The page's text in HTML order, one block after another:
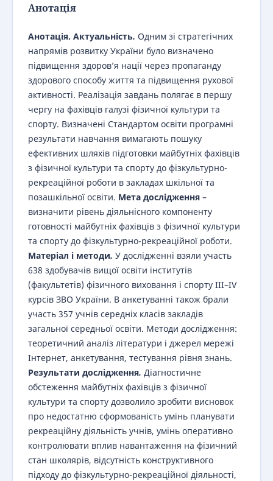
Анотація
Анотація. Актуальність. Одним зі стратегічних
напрямів розвитку України було визначено
підвищення здоров’я нації через пропаганду
здорового способу життя та підвищення рухової
активності. Реалізація завдань полягає в першу
чергу на фахівців галузі фізичної культури та
спорту. Визначені Стандартом освіти програмні
результати навчання вимагають пошуку
ефективних шляхів підготовки майбутніх фахівців
з фізичної культури та спорту до фізкультурно-
рекреаційної роботи в закладах шкільної та
позашкільної освіти. Мета дослідження –
визначити рівень діяльнісного компоненту
готовності майбутніх фахівців з фізичної культури
та спорту до фізкультурно-рекреаційної роботи.
Матеріал і методи. У дослідженні взяли участь
638 здобувачів вищої освіти інститутів
(факультетів) фізичного виховання і спорту ІІІ–IV
курсів ЗВО України. В анкетуванні також брали
участь 357 учнів середніх класів закладів
загальної середньої освіти. Методи дослідження:
теоретичний аналіз літератури і джерел мережі
Інтернет, анкетування, тестування рівня знань.
Результати дослідження. Діагностичне
обстеження майбутніх фахівців з фізичної
культури та спорту дозволило зробити висновок
про недостатню сформованість умінь планувати
рекреаційну діяльність учнів, умінь оперативно
контролювати вплив навантаження на фізичний
стан школярів, відсутність конструктивного
підходу до фізкультурно-рекреаційної діяльності,